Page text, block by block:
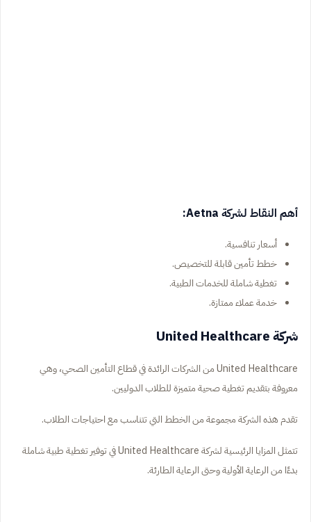
أهم النقاط لشركة Aetna:
أسعار تنافسية.
خطط تأمين قابلة للتخصيص.
تغطية شاملة للخدمات الطبية.
خدمة عملاء ممتازة.
شركة United Healthcare
United Healthcare من الشركات الرائدة في قطاع التأمين الصحي، وهي
معروفة بتقديم تغطية صحية متميزة للطلاب الدوليين.
تقدم هذه الشركة مجموعة من الخطط التي تتناسب مع احتياجات الطلاب.
تتمثل المزايا الرئيسية لشركة United Healthcare في توفير تغطية طبية شاملة
بدءًا من الرعاية الأولية وحتى الرعاية الطارئة.